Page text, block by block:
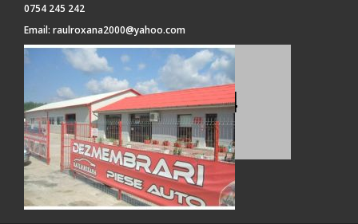
0754 245 242
Email: raulroxana2000@yahoo.com